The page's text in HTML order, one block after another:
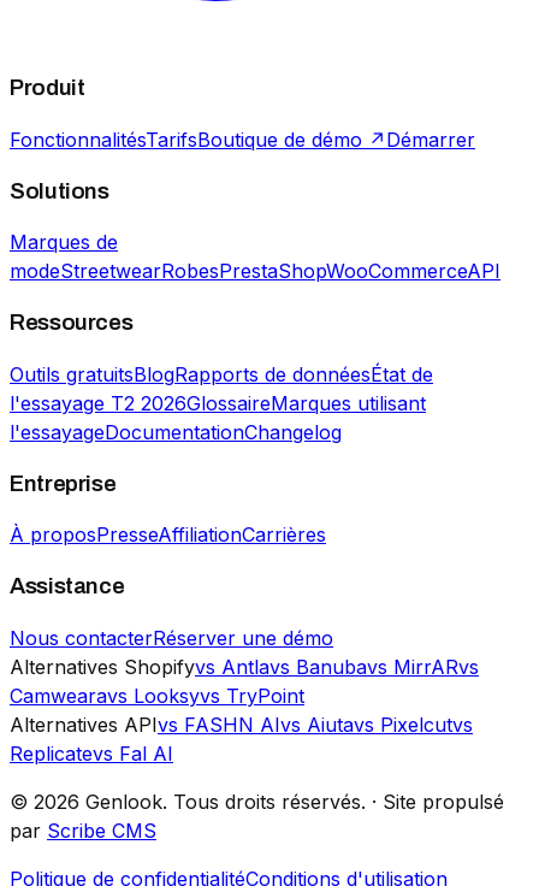
Produit
FonctionnalitésTarifsBoutique de démo ↗ Démarrer
Solutions
Marques de
modeStreetwearRobesPrestaShopWooCommerceAPI
Ressources
Outils gratuitsBlogRapports de donnéesÉtat de
l'essayage T2 2026GlossaireMarques utilisant
l'essayageDocumentationChangelog
Entreprise
À proposPresseAffiliationCarrières
Assistance
Nous contacterRéserver une démo
Alternatives Shopifyvs Antlavs Banubavs MirrARvs
Camwearavs Looksyvs TryPoint
Alternatives APIvs FASHN AIvs Aiutavs Pixelcutvs
Replicatevs Fal AI
© 2026 Genlook. Tous droits réservés. · Site propulsé
par Scribe CMS
Politique de confidentialitéConditions d'utilisation